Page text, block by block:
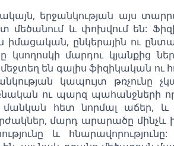
երջանկության այս
մեծանում և փոխվում են:
իմացական, ընկերային ու
կսողոսկի մարդու կյանքից
մեջտեղ են գալիս ֆիզիկական
կապույտ թռչունը
ու պարզ պահանջների
մանկան հետ նորմալ աճեր,
մարդ արարածը մինչև
և